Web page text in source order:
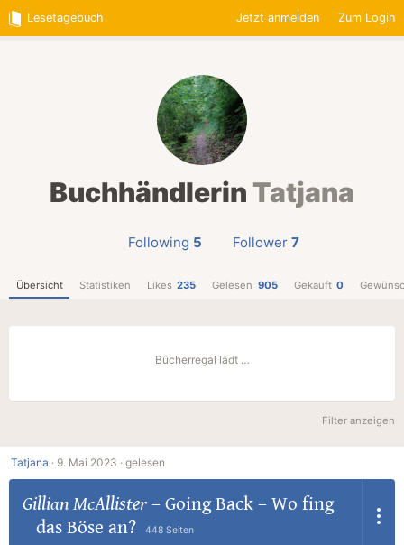
Lesetagebuch Jetzt anmelden Zum Login
Buchhändlerin Tatjana
Following 5 Follower 7
Übersicht Statistiken Likes 235 Gelesen 905 Gekauft 0
Bücherregal lädt …
Filter anzeigen
Tatjana · 9. Mai 2023 · gelesen
Gillian McAllister– Going Back – Wo fing
das Böse an?
448 Seiten